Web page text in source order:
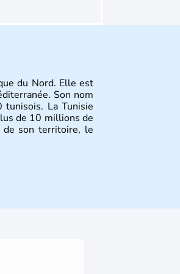
du Nord. Elle est
Son nom
La Tunisie
de 10 millions de
de son territoire, le